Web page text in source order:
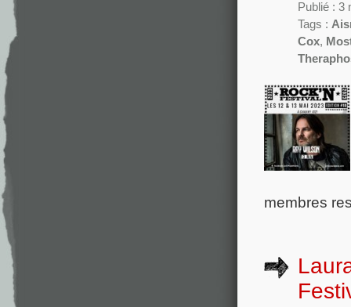
Publié : 3
Tags :
Cox,
membres